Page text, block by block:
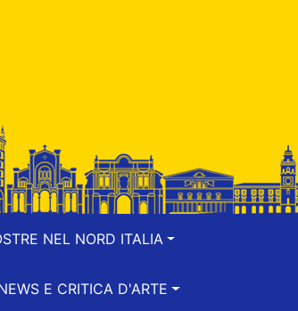
NEL NORD ITALIA
E CRITICA D'ARTE